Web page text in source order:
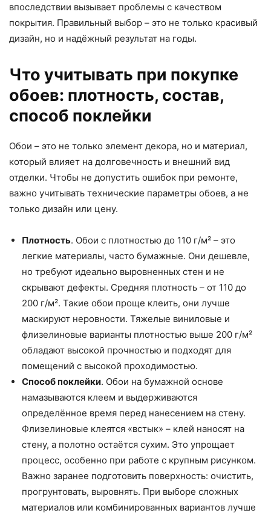
впоследствии вызывает проблемы с качеством
покрытия. Правильный выбор – это не только красивый
дизайн, но и надёжный результат на годы.
Что учитывать при покупке
обоев: плотность, состав,
способ поклейки
Обои – это не только элемент декора, но и материал,
который влияет на долговечность и внешний вид
отделки. Чтобы не допустить ошибок при ремонте,
важно учитывать технические параметры обоев, а не
только дизайн или цену.
Плотность. Обои с плотностью до 110 г/м² – это
легкие материалы, часто бумажные. Они дешевле,
но требуют идеально выровненных стен и не
скрывают дефекты. Средняя плотность – от 110 до
200 г/м². Такие обои проще клеить, они лучше
маскируют неровности. Тяжелые виниловые и
флизелиновые варианты плотностью выше 200 г/м²
обладают высокой прочностью и подходят для
помещений с высокой проходимостью.
Способ поклейки. Обои на бумажной основе
намазываются клеем и выдерживаются
определённое время перед нанесением на стену.
Флизелиновые клеятся «встык» – клей наносят на
стену, а полотно остаётся сухим. Это упрощает
процесс, особенно при работе с крупным рисунком.
Важно заранее подготовить поверхность: очистить,
прогрунтовать, выровнять. При выборе сложных
материалов или комбинированных вариантов лучше